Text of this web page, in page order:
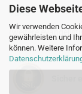
Diese
Wir verwenden
gewährleisten und
können. Weitere
VdHS
(weitere
Sicher